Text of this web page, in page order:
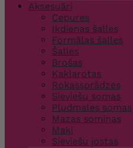
Aksesuāri
Cepures
Ikdienas šalles
Formālas šalles
Šalles
Brošas
Kaklarotas
Rokassprādzes
Sieviešu somas
Pludmales somas
Mazas somiņas
Maki
Sieviešu jostas